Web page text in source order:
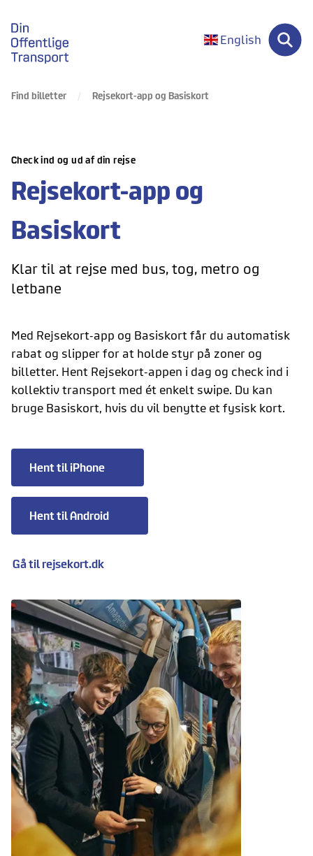
gå til forsiden
English
Find billetter Rejsekort-app og Basiskort
Check ind og ud af din rejse
Rejsekort-app og
Basiskort
Klar til at rejse med bus, tog, metro og
letbane
Med Rejsekort-app og Basiskort får du automatisk
rabat og slipper for at holde styr på zoner og
billetter. Hent Rejsekort-appen i dag og check ind i
kollektiv transport med ét enkelt swipe. Du kan
bruge Basiskort, hvis du vil benytte et fysisk kort.
Hent til iPhone
Hent til Android
Gå til rejsekort.dk